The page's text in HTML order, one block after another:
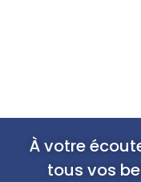
À votre
tous vos